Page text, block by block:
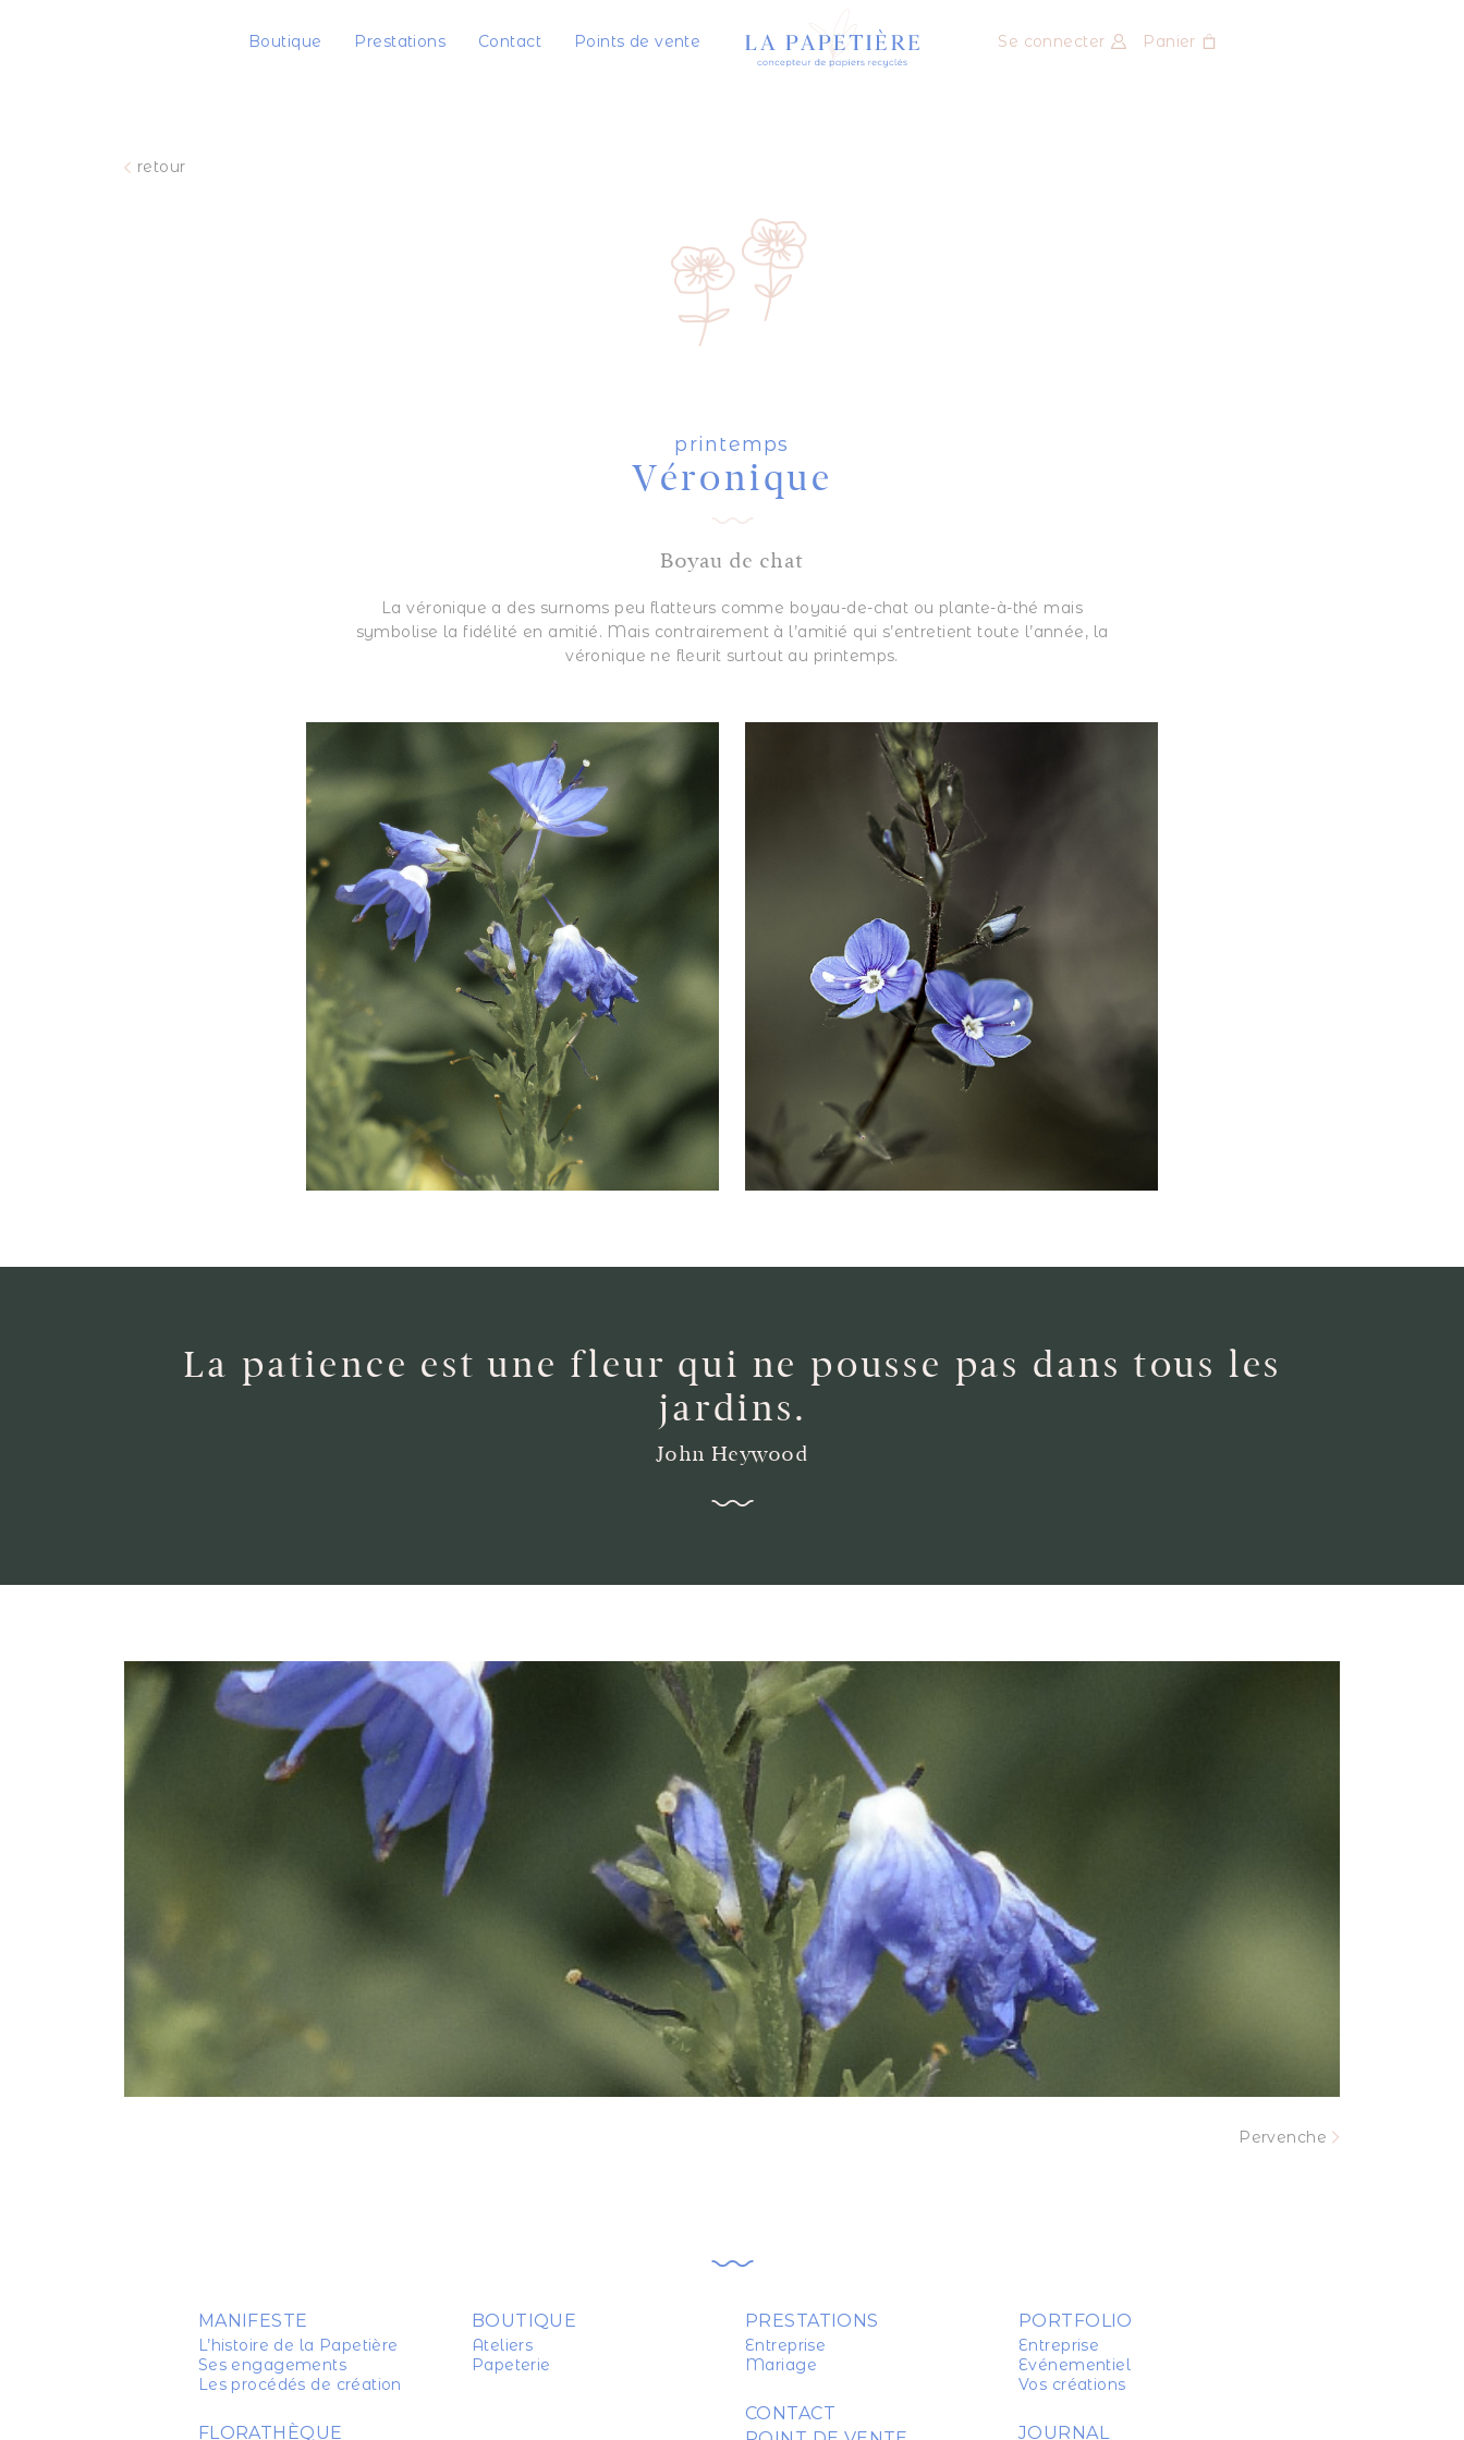
Boutique Prestations Contact Points de vente Se connecter Panier
retour
printemps
Véronique
Boyau de chat
La véronique a des surnoms peu flatteurs comme boyau-de-chat ou plante-à-thé mais
symbolise la fidélité en amitié. Mais contrairement à l’amitié qui s’entretient toute l’année, la
véronique ne fleurit surtout au printemps.
La patience est une fleur qui ne pousse pas dans tous les
jardins.
John Heywood
Pervenche
MANIFESTE
L’histoire de la Papetière
Ses engagements
Les procédés de création
FLORATHÈQUE
BOUTIQUE
Ateliers
Papeterie
PRESTATIONS
Entreprise
Mariage
CONTACT
PORTFOLIO
Entreprise
Evénementiel
Vos créations
JOURNAL